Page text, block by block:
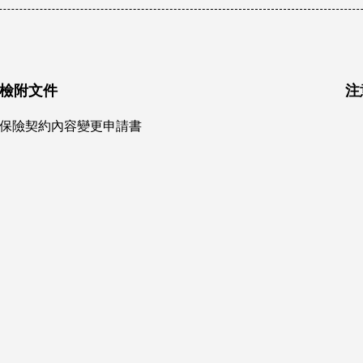
檢附文件
保險契約內容變更申請書
注